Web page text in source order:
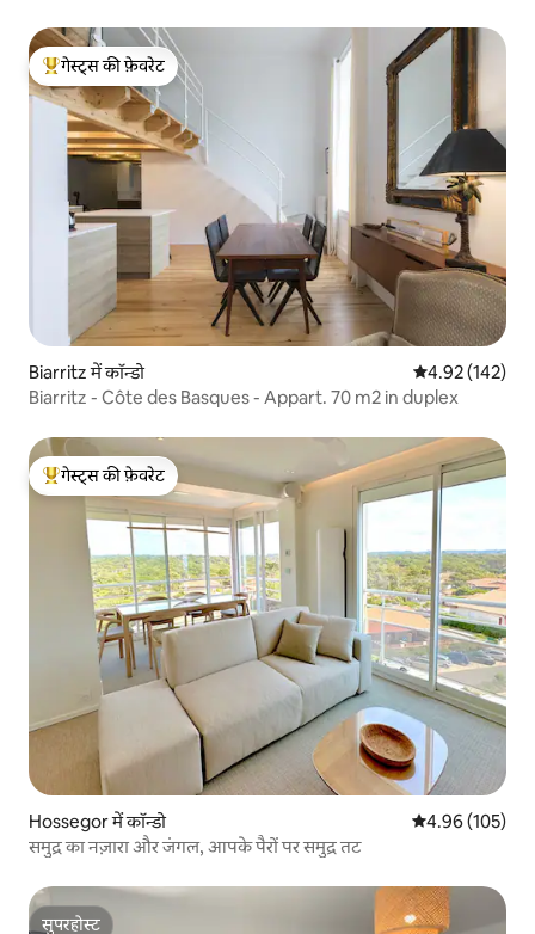
गेस्ट्स का टॉप फ़ेवरेट
गेस्ट्स की फ़ेवरेट
Biarritz में कॉन्डो औसत रेटिंग 5 में से
4.92 (142)
Biarritz - Côte des Basques - Appart. 70 m2 in duplex
गेस्ट्स का टॉप फ़ेवरेट
गेस्ट्स की फ़ेवरेट
Hossegor में कॉन्डो औसत रेटिंग 5 में से
4.96 (105)
समुद्र का नज़ारा और जंगल, आपके पैरों पर समुद्र तट
सुपरहोस्ट